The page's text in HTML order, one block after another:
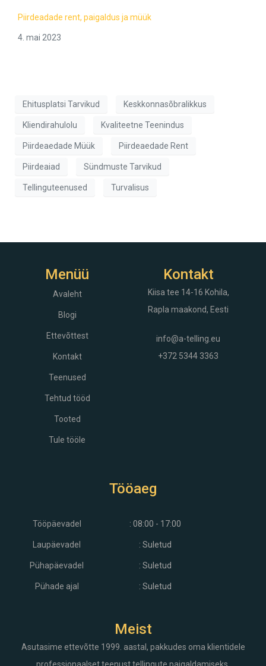
Piirdeadade rent, paigaldus ja müük
4. mai 2023
Ehitusplatsi Tarvikud Keskkonnasõbralikkus
Kliendirahulolu Kvaliteetne Teenindus
Piirdeaedade Müük Piirdeaedade Rent
Piirdeaiad Sündmuste Tarvikud
Tellinguteenused Turvalisus
Menüü
Avaleht
Blogi
Ettevõttest
Kontakt
Teenused
Tehtud tööd
Tooted
Tule tööle
Kontakt
Kiisa tee 14-16 Kohila,
Rapla maakond, Eesti
info@a-telling.eu
+372 5344 3363
Tööaeg
Tööpäevadel
Laupäevadel
Pühapäevadel
Pühade ajal
: 08:00 - 17:00
: Suletud
: Suletud
: Suletud
Meist
Asutasime ettevõtte 1999. aastal, pakkudes oma klientidele